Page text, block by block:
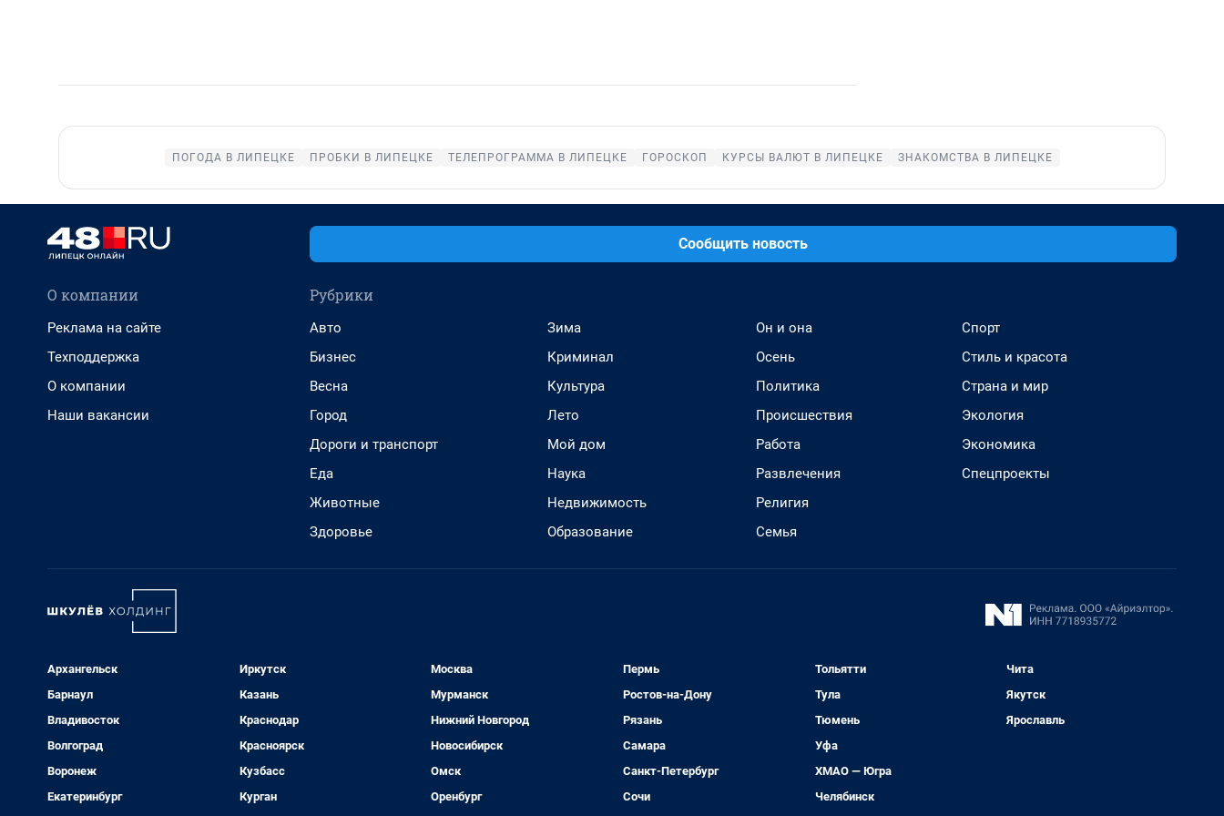
ПОГОДА В ЛИПЕЦКЕ ПРОБКИ В ЛИПЕЦКЕ ТЕЛЕПРОГРАММА В ЛИПЕЦКЕ ГОРОСКОП КУРСЫ ВАЛЮТ В ЛИПЕЦКЕ ЗНАКОМСТВА В ЛИПЕЦКЕ
Сообщить новость
О компании
Реклама на сайте
Техподдержка
О компании
Наши вакансии
Рубрики
Авто
Бизнес
Весна
Город
Дороги и транспорт
Еда
Животные
Здоровье
Зима
Криминал
Культура
Лето
Мой дом
Наука
Недвижимость
Образование
Он и она
Осень
Политика
Происшествия
Работа
Развлечения
Религия
Семья
Спорт
Стиль и красота
Страна и мир
Экология
Экономика
Спецпроекты
Архангельск
Барнаул
Владивосток
Волгоград
Воронеж
Екатеринбург
Иркутск
Казань
Краснодар
Красноярск
Кузбасс
Курган
Москва
Мурманск
Нижний Новгород
Новосибирск
Омск
Оренбург
Пермь
Ростов-на-Дону
Рязань
Самара
Санкт-Петербург
Сочи
Тольятти
Тула
Тюмень
Уфа
ХМАО — Югра
Челябинск
Чита
Якутск
Ярославль